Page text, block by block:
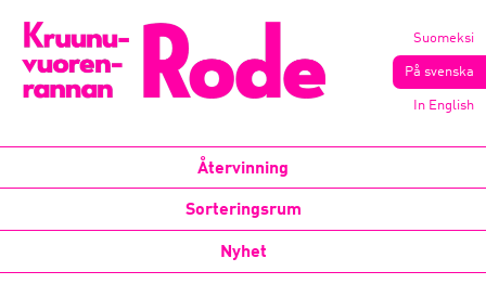
Suomeksi
På svenska
In English
Återvinning
Sorteringsrum
Nyhet